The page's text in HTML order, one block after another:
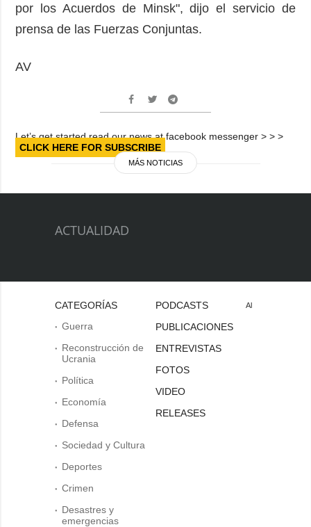
por los Acuerdos de Minsk", dijo el servicio de
prensa de las Fuerzas Conjuntas.
AV
Let’s get started read our news at facebook messenger > > >
CLICK HERE FOR SUBSCRIBE
MÁS NOTICIAS
ACTUALIDAD
CATEGORÍAS
Guerra
Reconstrucción de
Ucrania
Política
Economía
Defensa
Sociedad y Cultura
Deportes
Crimen
Desastres y
emergencias
PODCASTS
PUBLICACIONES
ENTREVISTAS
FOTOS
VIDEO
RELEASES
Al